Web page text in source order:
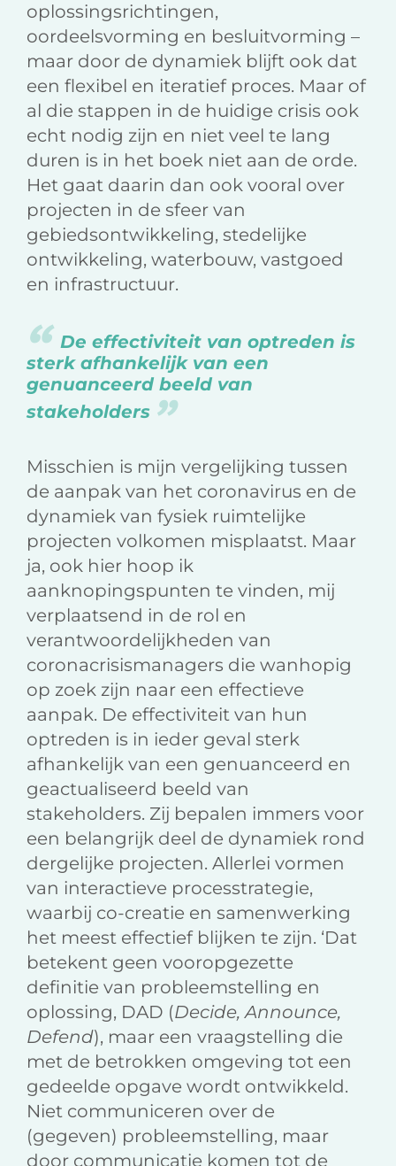
oplossingsrichtingen,
oordeelsvorming en besluitvorming –
maar door de dynamiek blijft ook dat
een flexibel en iteratief proces. Maar of
al die stappen in de huidige crisis ook
echt nodig zijn en niet veel te lang
duren is in het boek niet aan de orde.
Het gaat daarin dan ook vooral over
projecten in de sfeer van
gebiedsontwikkeling, stedelijke
ontwikkeling, waterbouw, vastgoed
en infrastructuur.
De effectiviteit van optreden is
sterk afhankelijk van een
genuanceerd beeld van
stakeholders
Misschien is mijn vergelijking tussen
de aanpak van het coronavirus en de
dynamiek van fysiek ruimtelijke
projecten volkomen misplaatst. Maar
ja, ook hier hoop ik
aanknopingspunten te vinden, mij
verplaatsend in de rol en
verantwoordelijkheden van
coronacrisismanagers die wanhopig
op zoek zijn naar een effectieve
aanpak. De effectiviteit van hun
optreden is in ieder geval sterk
afhankelijk van een genuanceerd en
geactualiseerd beeld van
stakeholders. Zij bepalen immers voor
een belangrijk deel de dynamiek rond
dergelijke projecten. Allerlei vormen
van interactieve processtrategie,
waarbij co-creatie en samenwerking
het meest effectief blijken te zijn. ‘Dat
betekent geen vooropgezette
definitie van probleemstelling en
oplossing, DAD (Decide, Announce,
Defend), maar een vraagstelling die
met de betrokken omgeving tot een
gedeelde opgave wordt ontwikkeld.
Niet communiceren over de
(gegeven) probleemstelling, maar
door communicatie komen tot de